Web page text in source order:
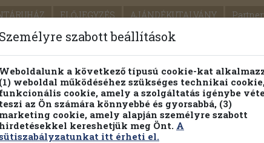
ELŐJEGYZÉS AJÁNDÉKUTALVÁNY
PILLANATNYI ÁRAINK FENNTARTHATÓ
Részletes kereső Témaköri fa
Személyre szabott beállítások
Weboldalunk a következő típusú cookie-kat
(1) weboldal működéséhez szükséges technikai
funkcionális cookie, amely a szolgáltatás igénybe
teszi az Ön számára könnyebbé és gyorsabbá, (3)
marketing cookie, amely alapján személyre szabott
kereshetjük meg Önt. A
itt érheti el.